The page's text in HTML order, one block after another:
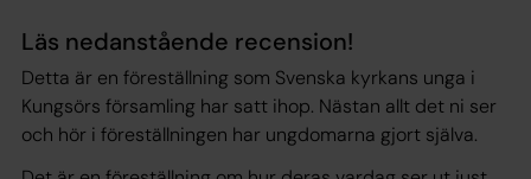
Läs nedanstående recension!
Detta är en föreställning som Svenska kyrkans unga i
Kungsörs församling har satt ihop. Nästan allt det ni ser
och hör i föreställningen har ungdomarna gjort själva.